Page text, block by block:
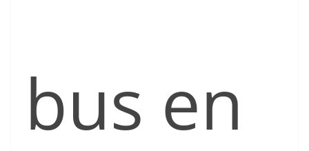
bus en